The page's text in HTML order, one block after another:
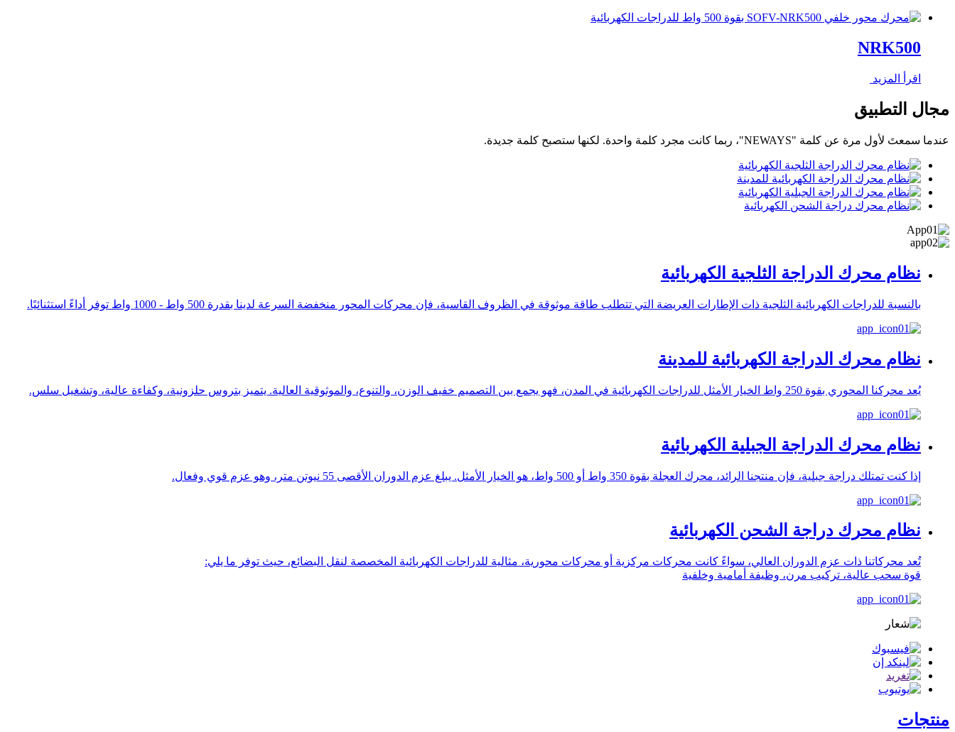
NRK500
اقرأ المزيد
مجال التطبيق
عندما سمعتَ لأول مرة عن كلمة "NEWAYS"، ربما كانت مجرد كلمة واحدة. لكنها ستصبح كلمة جديدة.
نظام محرك الدراجة الثلجية الكهربائية
بالنسبة للدراجات الكهربائية الثلجية ذات الإطارات العريضة التي تتطلب طاقة موثوقة في الظروف القاسية، فإن محركات المحور منخفضة السرعة لدينا بقدرة 500 واط - 1000 واط توفر أداءً استثنائيًا.
نظام محرك الدراجة الكهربائية للمدينة
يُعد محركنا المحوري بقوة 250 واط الخيار الأمثل للدراجات الكهربائية في المدن، فهو يجمع بين التصميم خفيف الوزن، والتنوع، والموثوقية العالية. يتميز بتروس حلزونية، وكفاءة عالية، وتشغيل سلس.
نظام محرك الدراجة الجبلية الكهربائية
إذا كنت تمتلك دراجة جبلية، فإن منتجنا الرائد، محرك العجلة بقوة 350 واط أو 500 واط، هو الخيار الأمثل. يبلغ عزم الدوران الأقصى 55 نيوتن متر، وهو عزم قوي وفعال.
نظام محرك دراجة الشحن الكهربائية
تُعد محركاتنا ذات عزم الدوران العالي، سواءً كانت محركات مركزية أو محركات محورية، مثالية للدراجات الكهربائية المخصصة لنقل البضائع، حيث توفر ما يلي:
قوة سحب عالية، تركيب مرن، وظيفة أمامية وخلفية
منتجات